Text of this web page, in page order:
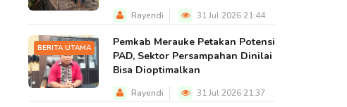
Rayendi 31 Jul 2026 21:44
BERITA UTAMA
Pemkab Merauke Petakan Potensi
PAD, Sektor Persampahan Dinilai
Bisa Dioptimalkan
Rayendi 31 Jul 2026 21:37